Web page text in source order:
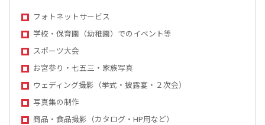
フォトネットサービス
学校・保育園（幼稚園）でのイベント等
スポーツ大会
お宮参り・七五三・家族写真
ウェディング撮影（挙式・披露宴・２次会）
写真集の制作
商品・食品撮影（カタログ・HP用など）